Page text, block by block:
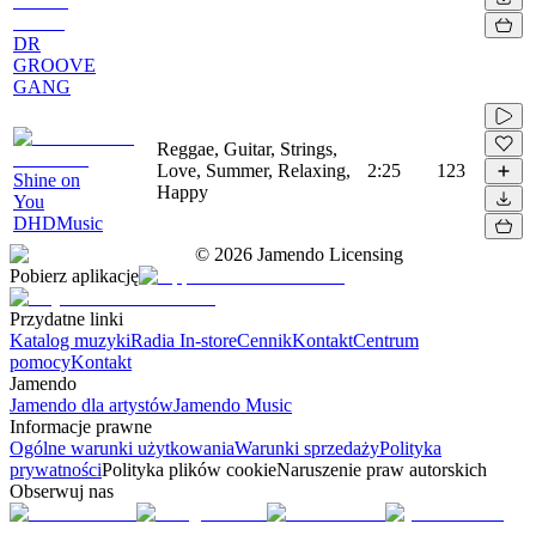
DR
GROOVE
GANG
Shine on
You
DHDMusic
Reggae, Guitar, Strings,
Love, Summer, Relaxing,
Happy
2:25 123
© 2026 Jamendo Licensing
Pobierz aplikację
Przydatne linki
Katalog muzykiRadia In-storeCennikKontaktCentrum
pomocyKontakt
Jamendo
Jamendo dla artystówJamendo Music
Informacje prawne
Ogólne warunki użytkowaniaWarunki sprzedażyPolityka
prywatnościPolityka plików cookieNaruszenie praw autorskich
Obserwuj nas